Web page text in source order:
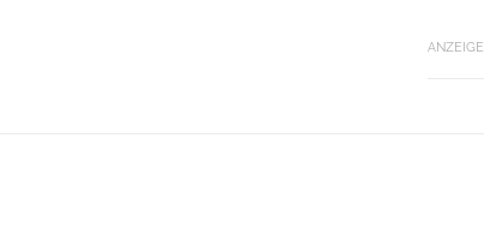
ANZEIGE